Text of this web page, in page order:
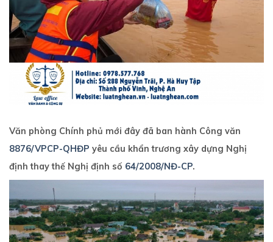
Văn phòng Chính phủ mới đây đã ban hành Công văn
8876/VPCP-QHĐP yêu cầu khẩn trương xây dựng Nghị
định thay thế Nghị định số 64/2008/NĐ-CP.